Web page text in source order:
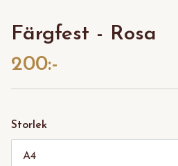
Färgfest - Rosa
200:-
Storlek